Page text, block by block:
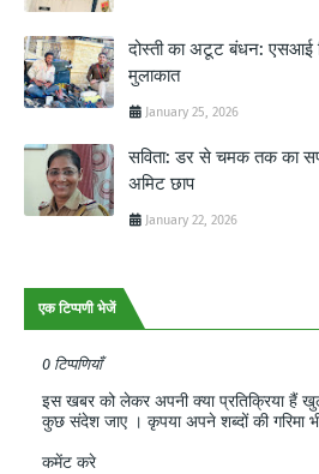
दोस्ती का अटूट बंधन: एसआई
मुलाकात
January 25, 2026
सविता: डर से चमक तक का
अमिट छाप
January 22, 2026
एक टिप्पणी भेजें
0 टिप्पणियाँ
इस खबर को लेकर अपनी क्या प्रतिक्रिया हैं
कुछ संदेश जाए । कृपया अपने शब्दों की गरिमा
कमेंट करे